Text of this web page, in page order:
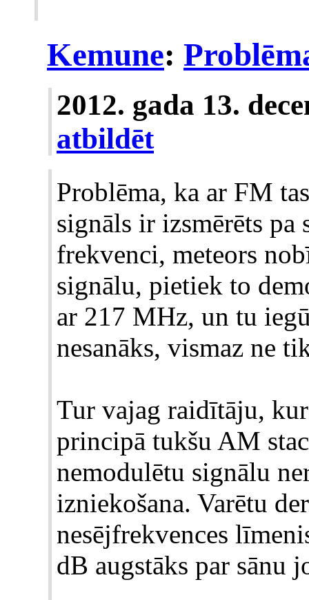
Kemune:
2012. gada 13.
atbildēt
Problēma, ka ar FM
signāls ir izsmērēts
frekvenci, meteors
signālu, pietiek to
ar 217 MHz, un tu
nesanāks, vismaz ne
Tur vajag raidītāju,
principā tukšu AM
nemodulētu signālu
izniekošana. Varētu
nesējfrekvences
dB augstāks par sānu